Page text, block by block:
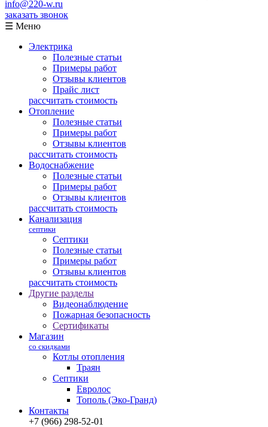
info@220-w.ru
заказать звонок
☰ Меню
Электрика
Полезные статьи
Примеры работ
Отзывы клиентов
Прайс лист
рассчитать стоимость
Отопление
Полезные статьи
Примеры работ
Отзывы клиентов
рассчитать стоимость
Водоснабжение
Полезные статьи
Примеры работ
Отзывы клиентов
рассчитать стоимость
Канализация
септики
Септики
Полезные статьи
Примеры работ
Отзывы клиентов
рассчитать стоимость
Другие разделы
Видеонаблюдение
Пожарная безопасность
Сертификаты
Магазин
со скидками
Котлы отопления
Траян
Септики
Евролос
Тополь (Эко-Гранд)
Контакты
+7 (966) 298-52-01